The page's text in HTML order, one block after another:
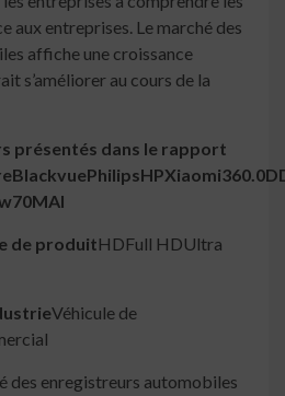
aux entreprises. Le marché des
affiche une croissance
s’améliorer au cours de la
présentés dans le rapport
de produitHDFull HDUltra
Véhicule de
des enregistreurs automobiles